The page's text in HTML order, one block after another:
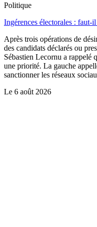
Politique
Ingérences électorales : faut-
Après trois opérations de
des candidats déclarés ou
Sébastien Lecornu a rappelé
une priorité. La gauche
sanctionner les réseaux
Le 6 août 2026